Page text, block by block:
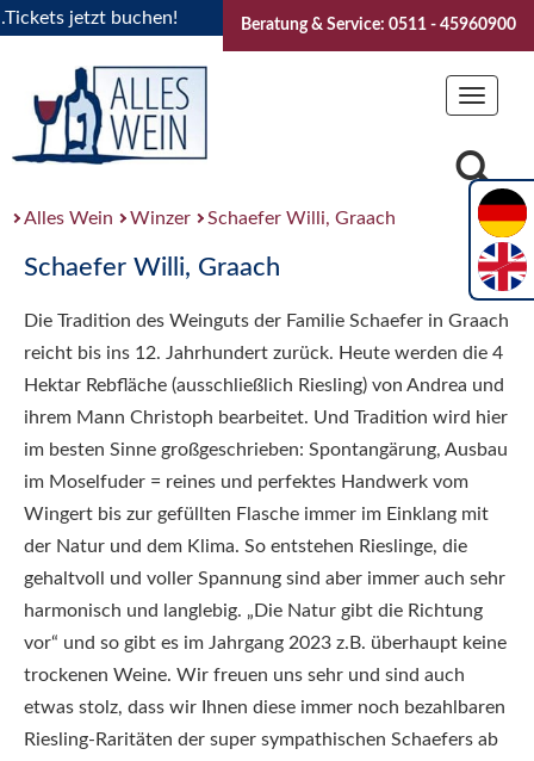
jetzt buchen! "Das Sommerfest 2026" Vive la
Beratung & Service: 0511 - 45960900
Toggle
Alles Wein Winzer Schaefer Willi, Graach
Schaefer Willi, Graach
Die Tradition des Weinguts der Familie Schaefer in Graach
reicht bis ins 12. Jahrhundert zurück. Heute werden die 4
Hektar Rebfläche (ausschließlich Riesling) von Andrea und
ihrem Mann Christoph bearbeitet. Und Tradition wird hier
im besten Sinne großgeschrieben: Spontangärung, Ausbau
im Moselfuder = reines und perfektes Handwerk vom
Wingert bis zur gefüllten Flasche immer im Einklang mit
der Natur und dem Klima. So entstehen Rieslinge, die
gehaltvoll und voller Spannung sind aber immer auch sehr
harmonisch und langlebig. „Die Natur gibt die Richtung
vor“ und so gibt es im Jahrgang 2023 z.B. überhaupt keine
trockenen Weine. Wir freuen uns sehr und sind auch
etwas stolz, dass wir Ihnen diese immer noch bezahlbaren
Riesling-Raritäten der super sympathischen Schaefers ab